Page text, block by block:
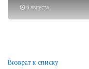
6 августа
Возврат к списку